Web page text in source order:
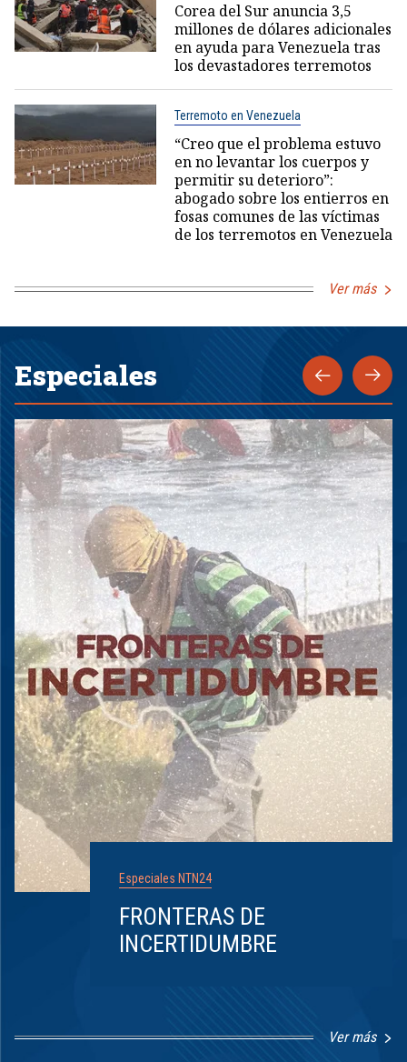
Corea del Sur anuncia 3,5
millones de dólares adicionales
en ayuda para Venezuela tras
los devastadores terremotos
Terremoto en Venezuela
“Creo que el problema estuvo
en no levantar los cuerpos y
permitir su deterioro”:
abogado sobre los entierros en
fosas comunes de las víctimas
de los terremotos en Venezuela
Ver más
Especiales
Especiales NTN24
FRONTERAS DE
INCERTIDUMBRE
Ver más